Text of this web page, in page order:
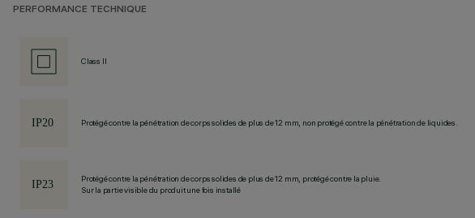
PERFORMANCE TECHNIQUE
Class II
Protégé contre la pénétration de corps solides de plus de 12 mm, non protégé contre la pénétration de liquides.
Protégé contre la pénétration de corps solides de plus de 12 mm, protégé contre la pluie.
Sur la partie visible du produit une fois installé